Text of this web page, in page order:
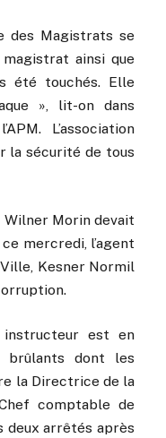
des Magistrats se
ainsi que
été touchés. Elle
», lit-on dans
L’association
la sécurité de tous
Wilner Morin devait
mercredi, l’agent
Kesner Normil
est en
brûlants dont les
la Directrice de la
comptable de
deux arrêtés après